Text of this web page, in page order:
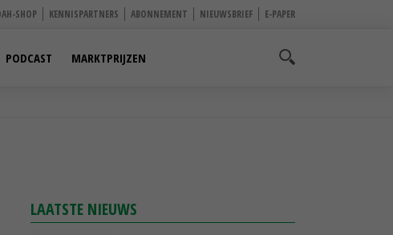
SHOP KENNISPARTNERS ABONNEMENT NIEUWSBRIEF E-PAPER
PODCAST MARKTPRIJZEN
LAATSTE NIEUWS